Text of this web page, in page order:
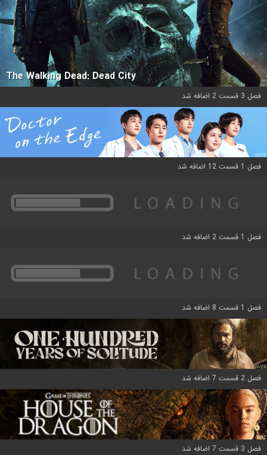
The Walking Dead: Dead City
فصل 3 قسمت 2 اضافه شد
فصل 1 قسمت 12 اضافه شد
فصل 1 قسمت 2 اضافه شد
فصل 1 قسمت 8 اضافه شد
فصل 2 قسمت 7 اضافه شد
فصل 3 قسمت 7 اضافه شد